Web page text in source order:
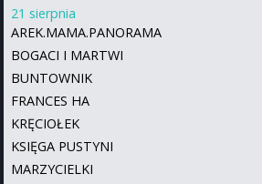
21 sierpnia
AREK.MAMA.PANORAMA
BOGACI I MARTWI
BUNTOWNIK
FRANCES HA
KRĘCIOŁEK
KSIĘGA PUSTYNI
MARZYCIELKI